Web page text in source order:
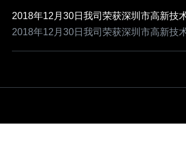
2018年12月30日我司荣获深圳市高新技
2018年12月30日我司荣获深圳市高新技